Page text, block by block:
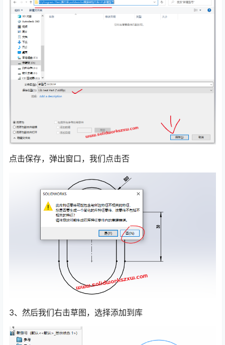
点击保存，弹出窗口，我们点击否
3、然后我们右击草图，选择添加到库